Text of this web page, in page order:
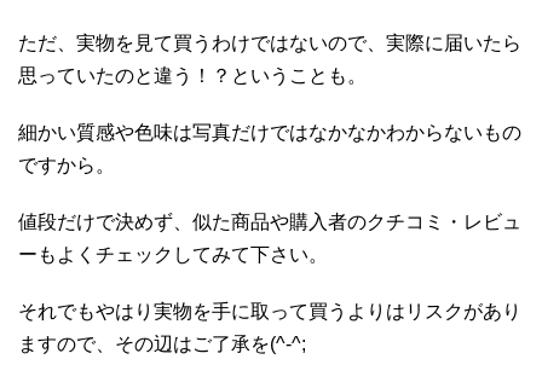
ただ、実物を見て買うわけではないので、実際に届いたら
思っていたのと違う！？ということも。
細かい質感や色味は写真だけではなかなかわからないもの
ですから。
値段だけで決めず、似た商品や購入者のクチコミ・レビュ
ーもよくチェックしてみて下さい。
それでもやはり実物を手に取って買うよりはリスクがあり
ますので、その辺はご了承を(^-^;